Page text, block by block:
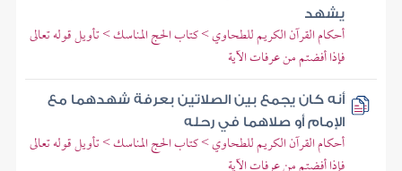
يشهد
أحكام القرآن الكريم للطحاوي > كتاب الحج المناسك > تأويل قوله تعالى
فإذا أفضتم من عرفات الآية
أنه كان يجمع بين الصلاتين بعرفة شهدهما مع
الإمام أو صلاهما في رحله
أحكام القرآن الكريم للطحاوي > كتاب الحج المناسك > تأويل قوله تعالى